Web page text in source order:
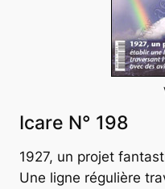
Icare N° 198
1927, un projet
Une ligne régulière